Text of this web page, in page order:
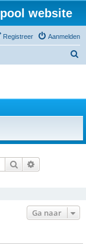
website
Aanmelden
Registreer
Zoek
Ga naar